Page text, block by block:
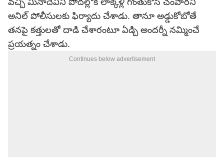
వచ్చి మీనాదేవిని పొదల్లోకి లాక్కెళ్లి గొంతుకోసి చంపారని
అనిల్ పోలీసులకు ఫిర్యాదు చేశాడు. తానూ అడ్డుకోబోతే
తనపై కత్తులతో దాడి చేశారంటూ ఏడ్చి అందర్నీ నమ్మించే
ప్రయత్నం చేశాడు.
Continues below advertisement